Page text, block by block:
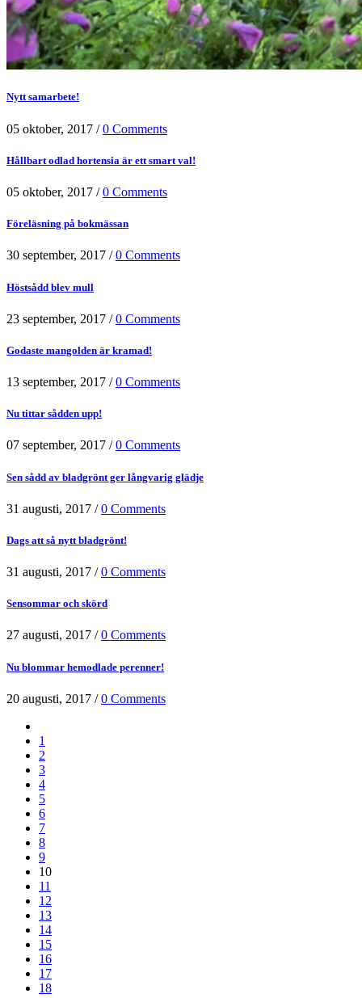
Nytt samarbete!
05 oktober, 2017 /0 Comments
Hållbart odlad hortensia är ett smart val!
05 oktober, 2017 /0 Comments
Föreläsning på bokmässan
30 september, 2017 /0 Comments
Höstsådd blev mull
23 september, 2017 /0 Comments
Godaste mangolden är kramad!
13 september, 2017 /0 Comments
Nu tittar sådden upp!
07 september, 2017 /0 Comments
Sen sådd av bladgrönt ger långvarig glädje
31 augusti, 2017 /0 Comments
Dags att så nytt bladgrönt!
31 augusti, 2017 /0 Comments
Sensommar och skörd
27 augusti, 2017 /0 Comments
Nu blommar hemodlade perenner!
20 augusti, 2017 /0 Comments
1
2
3
4
5
6
7
8
9
10
11
12
13
14
15
16
17
18